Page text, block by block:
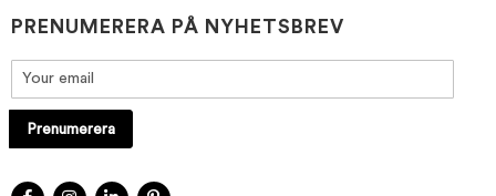
PRENUMERERA PÅ NYHETSBREV
Prenumerera